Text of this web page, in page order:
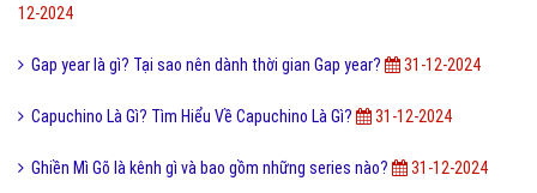
12-2024
Gap year là gì? Tại sao nên dành thời gian Gap year? 31-12-2024
Capuchino Là Gì? Tìm Hiểu Về Capuchino Là Gì? 31-12-2024
Ghiền Mì Gõ là kênh gì và bao gồm những series nào? 31-12-2024